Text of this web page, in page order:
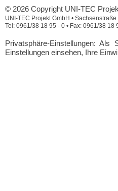
© 2026 Copyright UNI-TEC
UNI-TEC Projekt GmbH •
Tel: 0961/38 18 95 - 0 • Fax: 0961/38
Privatsphäre-Einstellungen:
Einstellungen einsehen, Ihre